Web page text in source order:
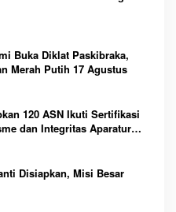
Buka Diklat Paskibraka,
Merah Putih 17 Agustus
120 ASN Ikuti Sertifikasi
dan Integritas Aparatur
Disiapkan, Misi Besar